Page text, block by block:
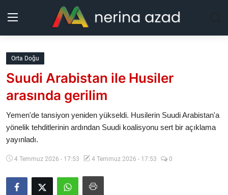
Kurdistan
Bölgeler
Güncel
Analiz
Makaleler
Orta Doğu
Suudi Arabistan ile Husiler
arasında gerilim
Yemen'de tansiyon yeniden yükseldi. Husilerin Suudi Arabistan'a
yönelik tehditlerinin ardından Suudi koalisyonu sert bir açıklama
yayınladı.
4 Temmuz 2026 - 17:53 4 Temmuz 2026 - 17:53 0